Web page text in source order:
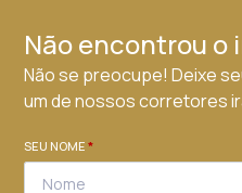
Não encontrou o
Não se preocupe! Deixe
um de nossos corretores
SEU NOME*